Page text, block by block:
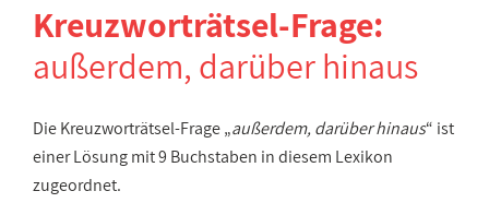
Kreuzworträtsel-Frage:
außerdem, darüber hinaus
Die Kreuzworträtsel-Frage „außerdem, darüber hinaus“ ist
einer Lösung mit 9 Buchstaben in diesem Lexikon
zugeordnet.